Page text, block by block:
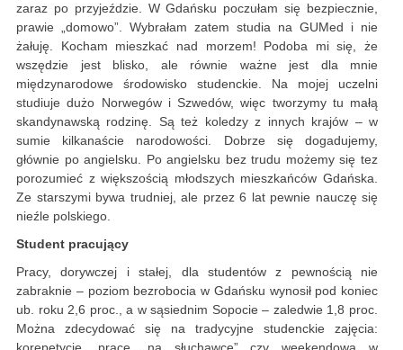
zaraz po przyjeździe. W Gdańsku poczułam się bezpiecznie,
prawie „domowo”. Wybrałam zatem studia na GUMed i nie
żałuję. Kocham mieszkać nad morzem! Podoba mi się, że
wszędzie jest blisko, ale równie ważne jest dla mnie
międzynarodowe środowisko studenckie. Na mojej uczelni
studiuje dużo Norwegów i Szwedów, więc tworzymy tu małą
skandynawską rodzinę. Są też koledzy z innych krajów – w
sumie kilkanaście narodowości. Dobrze się dogadujemy,
głównie po angielsku. Po angielsku bez trudu możemy się tez
porozumieć z większością młodszych mieszkańców Gdańska.
Ze starszymi bywa trudniej, ale przez 6 lat pewnie nauczę się
nieźle polskiego.
Student pracujący
Pracy, dorywczej i stałej, dla studentów z pewnością nie
zabraknie – poziom bezrobocia w Gdańsku wynosił pod koniec
ub. roku 2,6 proc., a w sąsiednim Sopocie – zaledwie 1,8 proc.
Można zdecydować się na tradycyjne studenckie zajęcia: